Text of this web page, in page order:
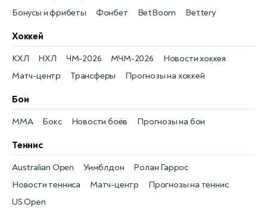
Бонусы и фрибеты
Фонбет
BetBoom
Bettery
Хоккей
Новости хоккея
КХЛ
Матч-центр
НХЛ
Трансферы
ЧМ-2026
Прогнозы на хоккей
МЧМ-2026
Бои
Новости боёв
MMA Прогнозы на бои
Бокс
Теннис
Новости тенниса
Australian Open
Матч-центр
Уимблдон
Прогнозы на теннис
Ролан Гаррос
US Open